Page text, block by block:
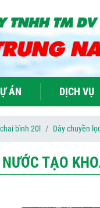
ÁN DỊCH VỤ
bình 20l Dây chuyền
TẠO